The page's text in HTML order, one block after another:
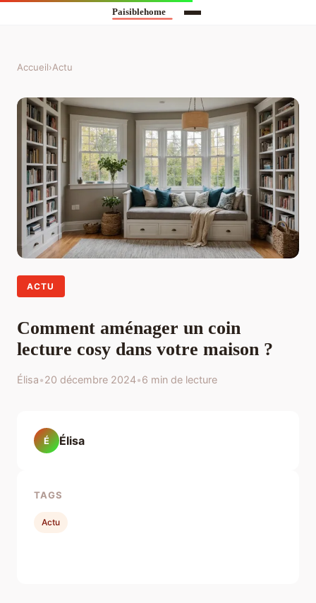
Accueil›Actu
ACTU
Comment aménager un coin
lecture cosy dans votre maison ?
Élisa•20 décembre 2024•6 min de lecture
É Élisa
TAGS
Actu